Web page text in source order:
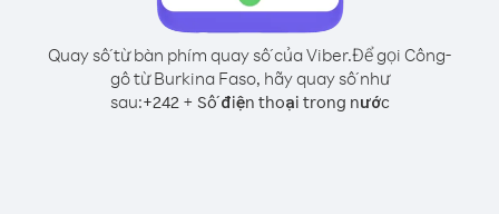
Quay số từ bàn phím quay số của Viber.Để gọi Công-
gô từ Burkina Faso, hãy quay số như
sau:+242+ Số điện thoại trong nước